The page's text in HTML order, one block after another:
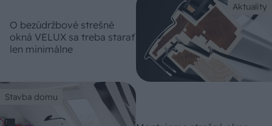
Aktuality
O bezúdržbové strešné
okná VELUX sa treba starať
len minimálne
Stavba domu